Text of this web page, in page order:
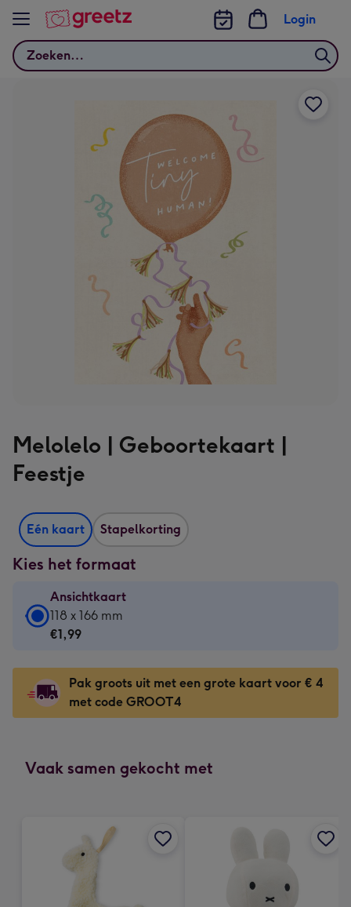
Bekijk meer
Zoeken
Login
Melolelo | Geboortekaart |
Feestje
Eén kaart Stapelkorting
Kies het formaat
Ansichtkaart
Ansichtkaart
-
-
118
x
-
118 x 166 mm
€1,99
Pak groots uit met een grote kaart voor € 4
met code GROOT4
Vaak samen gekocht met